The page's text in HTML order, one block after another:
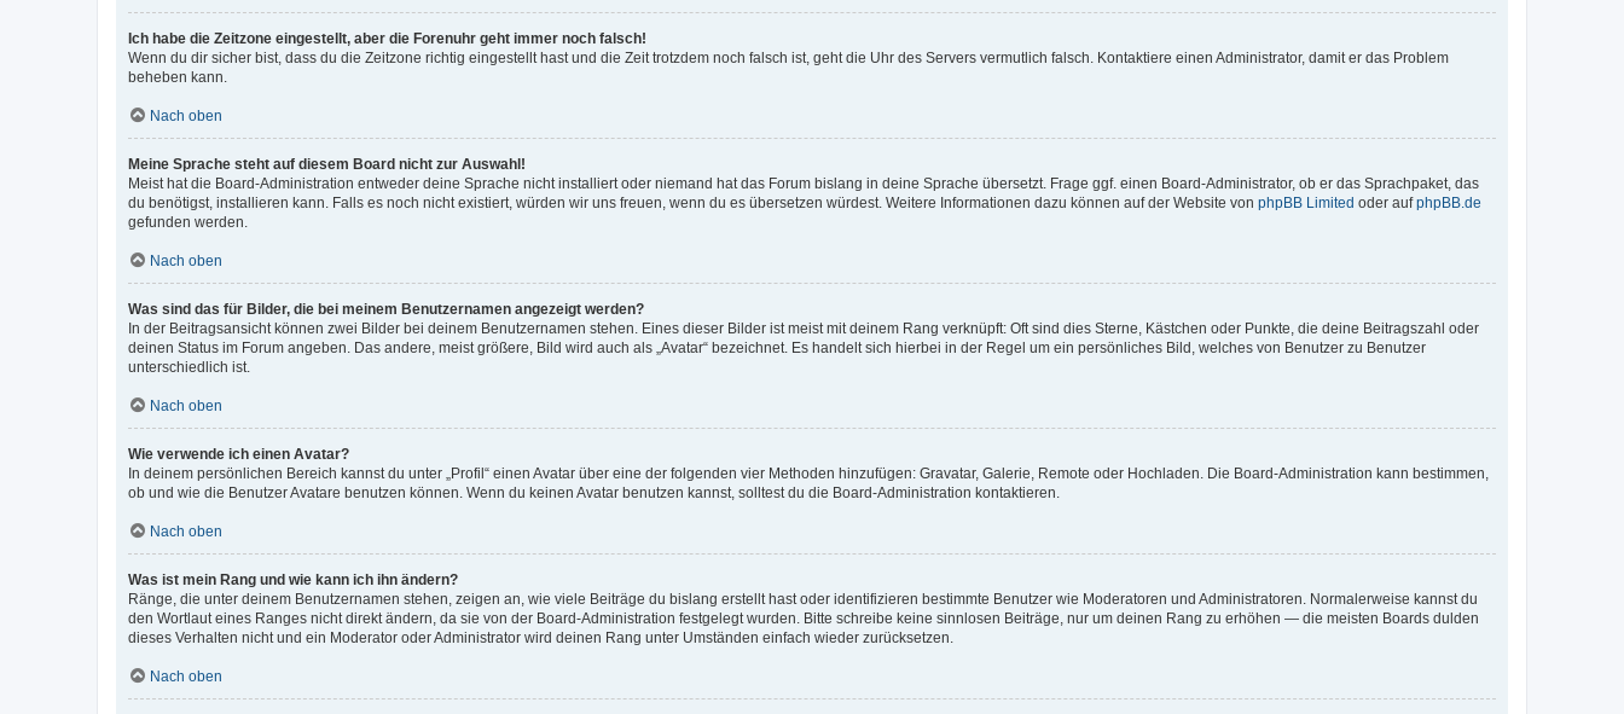
Ich habe die Zeitzone eingestellt, aber die Forenuhr geht immer noch falsch!
Wenn du dir sicher bist, dass du die Zeitzone richtig eingestellt hast und die Zeit trotzdem noch falsch ist, geht die Uhr des Servers vermutlich falsch. Kontaktiere einen Administrator, damit er das Problem
beheben kann.
Nach oben
Meine Sprache steht auf diesem Board nicht zur Auswahl!
Meist hat die Board-Administration entweder deine Sprache nicht installiert oder niemand hat das Forum bislang in deine Sprache übersetzt. Frage ggf. einen Board-Administrator, ob er das Sprachpaket, das
du benötigst, installieren kann. Falls es noch nicht existiert, würden wir uns freuen, wenn du es übersetzen würdest. Weitere Informationen dazu können auf der Website von phpBB Limited oder aufphpBB.de
gefunden werden.
Nach oben
Was sind das für Bilder, die bei meinem Benutzernamen angezeigt werden?
In der Beitragsansicht können zwei Bilder bei deinem Benutzernamen stehen. Eines dieser Bilder ist meist mit deinem Rang verknüpft: Oft sind dies Sterne, Kästchen oder Punkte, die deine Beitragszahl oder
deinen Status im Forum angeben. Das andere, meist größere, Bild wird auch als „Avatar“ bezeichnet. Es handelt sich hierbei in der Regel um ein persönliches Bild, welches von Benutzer zu Benutzer
unterschiedlich ist.
Nach oben
Wie verwende ich einen Avatar?
In deinem persönlichen Bereich kannst du unter „Profil“ einen Avatar über eine der folgenden vier Methoden hinzufügen: Gravatar, Galerie, Remote oder Hochladen. Die Board-Administration kann bestimmen,
ob und wie die Benutzer Avatare benutzen können. Wenn du keinen Avatar benutzen kannst, solltest du die Board-Administration kontaktieren.
Nach oben
Was ist mein Rang und wie kann ich ihn ändern?
Ränge, die unter deinem Benutzernamen stehen, zeigen an, wie viele Beiträge du bislang erstellt hast oder identifizieren bestimmte Benutzer wie Moderatoren und Administratoren. Normalerweise kannst du
den Wortlaut eines Ranges nicht direkt ändern, da sie von der Board-Administration festgelegt wurden. Bitte schreibe keine sinnlosen Beiträge, nur um deinen Rang zu erhöhen — die meisten Boards dulden
dieses Verhalten nicht und ein Moderator oder Administrator wird deinen Rang unter Umständen einfach wieder zurücksetzen.
Nach oben